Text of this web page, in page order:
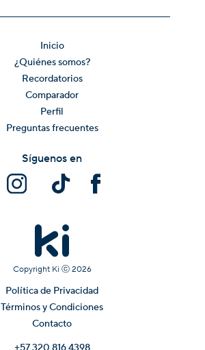
Inicio
¿Quiénes somos?
Recordatorios
Comparador
Perfil
Preguntas frecuentes
Copyright Ki ⓒ 2026
Política de Privacidad
Términos y Condiciones
Contacto
Síguenos en